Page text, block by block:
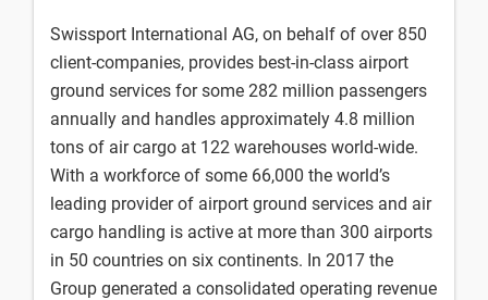
Swissport International AG, on behalf of over 850
client-companies, provides best-in-class airport
ground services for some 282 million passengers
annually and handles approximately 4.8 million
tons of air cargo at 122 warehouses world-wide.
With a workforce of some 66,000 the world’s
leading provider of airport ground services and air
cargo handling is active at more than 300 airports
in 50 countries on six continents. In 2017 the
Group generated a consolidated operating revenue